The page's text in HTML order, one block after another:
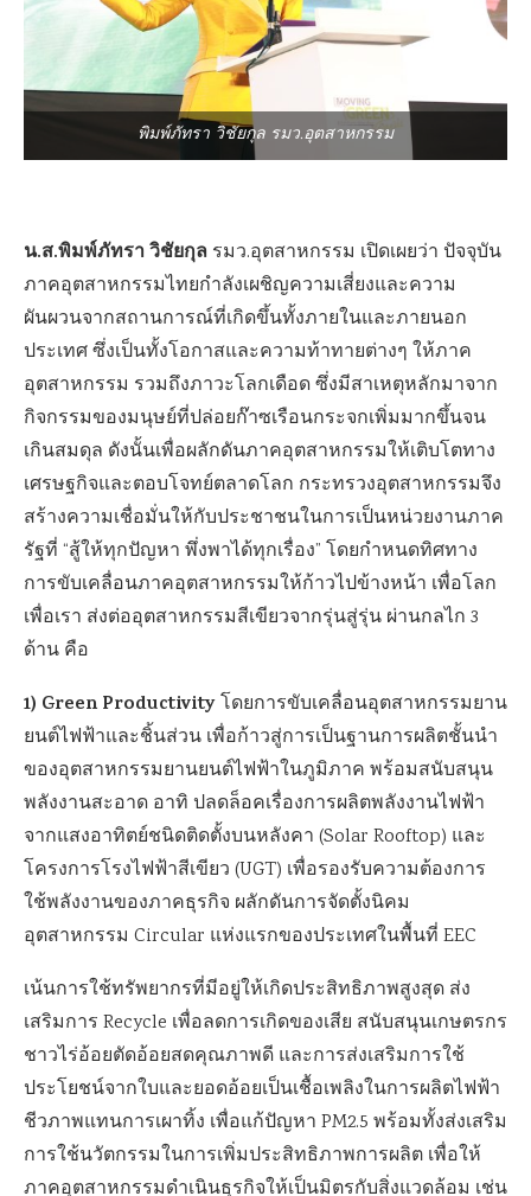
พิมพ์ภัทรา วิชัยกุล รมว.อุตสาหกรรม
น.ส.พิมพ์ภัทรา วิชัยกุล รมว.อุตสาหกรรม เปิดเผยว่า ปัจจุบัน
ภาคอุตสาหกรรมไทยกำลังเผชิญความเสี่ยงและความ
ผันผวนจากสถานการณ์ที่เกิดขึ้นทั้งภายในและภายนอก
ประเทศ ซึ่งเป็นทั้งโอกาสและความท้าทายต่างๆ ให้ภาค
อุตสาหกรรม รวมถึงภาวะโลกเดือด ซึ่งมีสาเหตุหลักมาจาก
กิจกรรมของมนุษย์ที่ปล่อยก๊าซเรือนกระจกเพิ่มมากขึ้นจน
เกินสมดุล ดังนั้นเพื่อผลักดันภาคอุตสาหกรรมให้เติบโตทาง
เศรษฐกิจและตอบโจทย์ตลาดโลก กระทรวงอุตสาหกรรมจึง
สร้างความเชื่อมั่นให้กับประชาชนในการเป็นหน่วยงานภาค
รัฐที่ “สู้ให้ทุกปัญหา พึ่งพาได้ทุกเรื่อง” โดยกำหนดทิศทาง
การขับเคลื่อนภาคอุตสาหกรรมให้ก้าวไปข้างหน้า เพื่อโลก
เพื่อเรา ส่งต่ออุตสาหกรรมสีเขียวจากรุ่นสู่รุ่น ผ่านกลไก 3
ด้าน คือ
1) Green Productivityโดยการขับเคลื่อนอุตสาหกรรมยาน
ยนต์ไฟฟ้าและชิ้นส่วน เพื่อก้าวสู่การเป็นฐานการผลิตชั้นนำ
ของอุตสาหกรรมยานยนต์ไฟฟ้าในภูมิภาค พร้อมสนับสนุน
พลังงานสะอาด อาทิ ปลดล็อคเรื่องการผลิตพลังงานไฟฟ้า
จากแสงอาทิตย์ชนิดติดตั้งบนหลังคา (Solar Rooftop) และ
โครงการโรงไฟฟ้าสีเขียว (UGT) เพื่อรองรับความต้องการ
ใช้พลังงานของภาคธุรกิจ ผลักดันการจัดตั้งนิคม
อุตสาหกรรม Circular แห่งแรกของประเทศในพื้นที่ EEC
เน้นการใช้ทรัพยากรที่มีอยู่ให้เกิดประสิทธิภาพสูงสุด ส่ง
เสริมการ Recycle เพื่อลดการเกิดของเสีย สนับสนุนเกษตรกร
ชาวไร่อ้อยตัดอ้อยสดคุณภาพดี และการส่งเสริมการใช้
ประโยชน์จากใบและยอดอ้อยเป็นเชื้อเพลิงในการผลิตไฟฟ้า
ชีวภาพแทนการเผาทิ้ง เพื่อแก้ปัญหา PM2.5 พร้อมทั้งส่งเสริม
การใช้นวัตกรรมในการเพิ่มประสิทธิภาพการผลิต เพื่อให้
ภาคอุตสาหกรรมดำเนินธุรกิจให้เป็นมิตรกับสิ่งแวดล้อม เช่น